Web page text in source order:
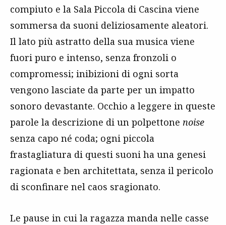
compiuto e la Sala Piccola di Cascina viene
sommersa da suoni deliziosamente aleatori.
Il lato più astratto della sua musica viene
fuori puro e intenso, senza fronzoli o
compromessi; inibizioni di ogni sorta
vengono lasciate da parte per un impatto
sonoro devastante. Occhio a leggere in queste
parole la descrizione di un polpettone noise
senza capo né coda; ogni piccola
frastagliatura di questi suoni ha una genesi
ragionata e ben architettata, senza il pericolo
di sconfinare nel caos sragionato.
Le pause in cui la ragazza manda nelle casse